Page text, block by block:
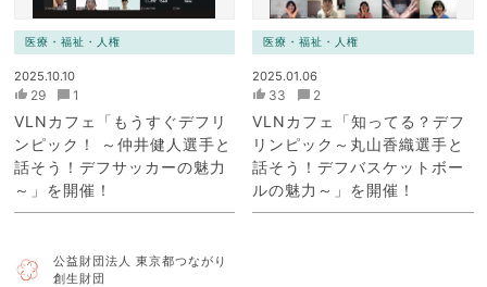
医療・福祉・人権
2025.10.10
29 1
VLNカフェ「もうすぐデフリ
ンピック！ ～仲井健人選手と
話そう！デフサッカーの魅力
～」を開催！
医療・福祉・人権
2025.01.06
33 2
VLNカフェ「知ってる？デフ
リンピック～丸山香織選手と
話そう！デフバスケットボー
ルの魅力～」を開催！
公益財団法人 東京都つながり
創生財団